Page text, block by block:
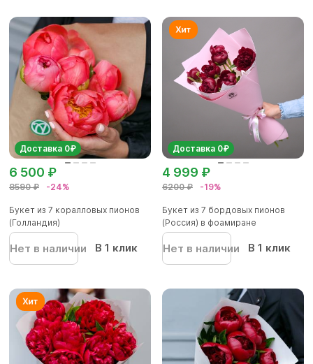
Доставка 0₽
8590 ₽ -24%
6 500 ₽
Букет из 7 коралловых пионов
(Голландия)
Нет в наличии В 1 клик
Доставка 0₽
6200 ₽ -19%
4 999 ₽
Букет из 7 бордовых пионов
(Россия) в фоамиране
Нет в наличии В 1 клик